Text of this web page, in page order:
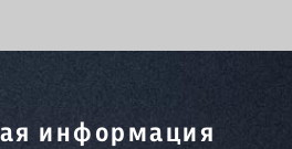
информация